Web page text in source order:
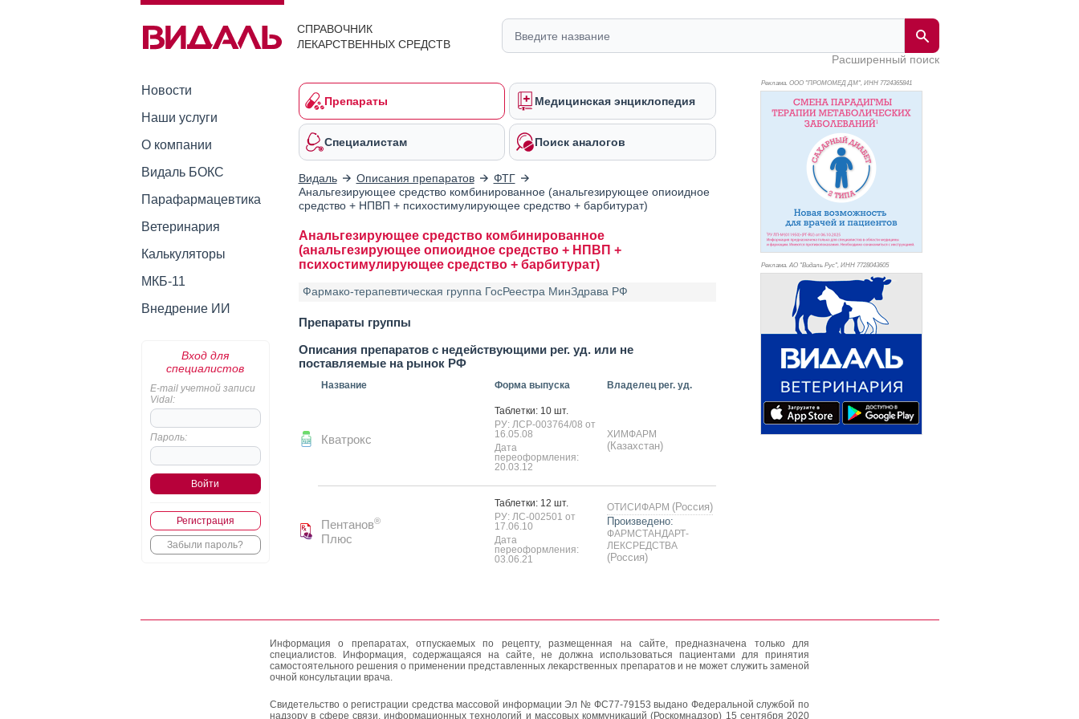
СПРАВОЧНИК
ЛЕКАРСТВЕННЫХ СРЕДСТВ
Расширенный поиск
Новости
Наши услуги
О компании
Видаль БОКС
Парафармацевтика
Ветеринария
Калькуляторы
МКБ-11
Внедрение ИИ
Вход для
специалистов
E-mail учетной записи
Vidal:
Пароль:
Регистрация
Забыли пароль?
Препараты Медицинская энциклопедия
Специалистам Поиск аналогов
Видаль Описания препаратов
ФТГ
Анальгезирующее средство комбинированное (анальгезирующее опиоидное
средство + НПВП + психостимулирующее средство + барбитурат)
Анальгезирующее средство комбинированное
(анальгезирующее опиоидное средство + НПВП +
психостимулирующее средство + барбитурат)
Фармако-терапевтическая группа ГосРеестра МинЗдрава РФ
Препараты группы
Описания препаратов с недействующими рег. уд. или не
поставляемые на рынок РФ
Название Форма выпуска Владелец рег. уд.
Кватрокс
Таб­летки: 10 шт.
РУ: ЛСР-003764/08 от
16.05.08
Дата
переоформления:
20.03.12
ХИМФАРМ
(Казахстан)
Пентанов®
Плюс
Таб­летки: 12 шт.
РУ: ЛС-002501 от
17.06.10
Дата
переоформления:
03.06.21
ОТИСИФАРМ (Россия)
Произведено:
ФАРМСТАНДАРТ-
ЛЕКСРЕДСТВА
(Россия)
Реклама. ООО "ПРОМОМЕД ДМ", ИНН 7724365841
Реклама. АО "Видаль Рус", ИНН 7728043605
Информация о препаратах, отпускаемых по рецепту, размещенная на сайте, предназначена только для
специалистов. Информация, содержащаяся на сайте, не должна использоваться пациентами для принятия
самостоятельного решения о применении представленных лекарственных препаратов и не может служить заменой
очной консультации врача.
Свидетельство о регистрации средства массовой информации Эл № ФС77-79153 выдано Федеральной службой по
надзору в сфере связи, информационных технологий и массовых коммуникаций (Роскомнадзор) 15 сентября 2020